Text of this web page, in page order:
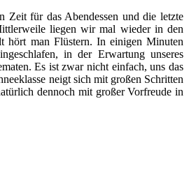
Zeit für das Abendessen und die letzte
liegen wir mal wieder in den
hört man Flüstern. In einigen Minuten
in der Erwartung unseres
Es ist zwar nicht einfach, uns das
neigt sich mit großen Schritten
dennoch mit großer Vorfreude in